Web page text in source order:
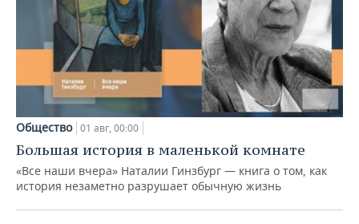
Общество 01 авг, 00:00
Большая история в маленькой комнате
«Все наши вчера» Наталии Гинзбург — книга о том, как
история незаметно разрушает обычную жизнь